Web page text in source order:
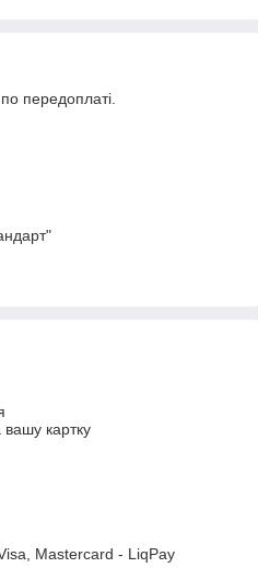
передоплаті.
вашу картку
Mastercard - LiqPay